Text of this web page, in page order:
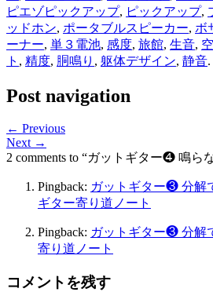
ピエゾピックアップ, ピックアップ,
ッドホン, ポータブルスピーカー, ボ
ーナー, 単３電池, 感度, 旅館, 生音,
ト , 精度, 胴鳴り , 躯体デザイン, 静音
Post navigation
← Previous
Next →
2 comments to “ガットギター❹ 鳴ら
Pingback: ガットギター❸ 分解
ギター寄り道ノート
Pingback: ガットギター❸ 分解
寄り道ノート
コメントを残す